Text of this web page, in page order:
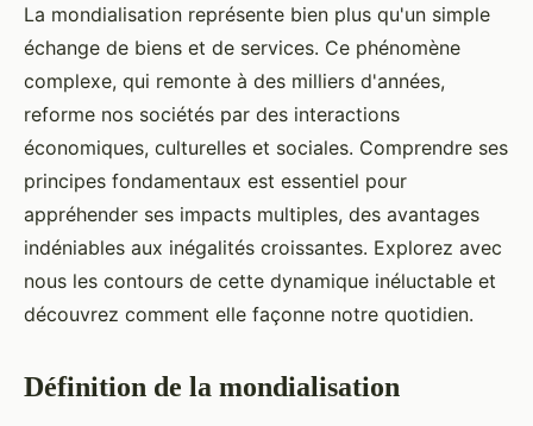
La mondialisation représente bien plus qu'un simple
échange de biens et de services. Ce phénomène
complexe, qui remonte à des milliers d'années,
reforme nos sociétés par des interactions
économiques, culturelles et sociales. Comprendre ses
principes fondamentaux est essentiel pour
appréhender ses impacts multiples, des avantages
indéniables aux inégalités croissantes. Explorez avec
nous les contours de cette dynamique inéluctable et
découvrez comment elle façonne notre quotidien.
Définition de la mondialisation